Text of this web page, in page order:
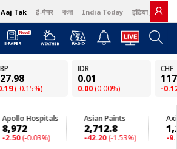
Aaj Tak ई-पेपर বাংলা India Today इंडिया टुडे हिंदी